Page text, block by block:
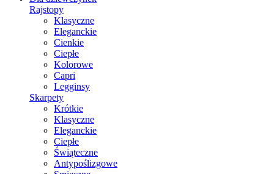
Rajstopy
Klasyczne
Eleganckie
Cienkie
Ciepłe
Kolorowe
Capri
Legginsy
Skarpety
Krótkie
Klasyczne
Eleganckie
Ciepłe
Świąteczne
Antypoślizgowe